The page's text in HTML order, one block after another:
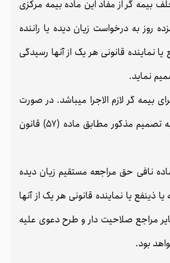
تخلف بیمه گر از مفاد این ماده بیمه مرکزی
روز به درخواست زیان دیده یا راننده
نماینده قانونی هر یک از آنها رسیدگی
نماید.
بیمه گر لازم الاجرا میباشد. در صورت
عدم تمکین بیمه گر به تصمیم مذکور مطابق ماده (57) قانون
این ماده نافی حق مراجعه مستقیم زیان دیده
ذینفع یا نماینده قانونی هر یک از آنها
مراجع صلاحیت دار و طرح دعوی علیه
بود.